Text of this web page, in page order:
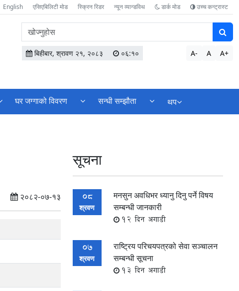
English एसिएबिलिटी मोड स्क्रिन रिडर न्यून व्यान्डविथ डार्क मोड उच्च कन्ट्रास्ट
वेबसाइटमा
सामग्री
खोज्नुहोस
बिहीबार, श्रावण २१, २०८३ ०६:१० A- A A+
घर जग्गाको विवरण सन्धी सम्झौता थप
२०८२-०७-१३
सूचना
08
श्रवण
मनसुन अवधिभर ध्यानु दिनु पर्ने विषय
सम्बन्धी जानकारी
12 दिन अगाडी
07
श्रवण
राष्ट्रिय परिचयपत्रको सेवा सञ्चालन
सम्बन्धी सूचना
13 दिन अगाडी